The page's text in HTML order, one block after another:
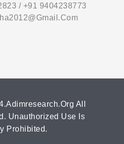
/ +91 9404238773
All
Unauthorized Use Is
Prohibited.